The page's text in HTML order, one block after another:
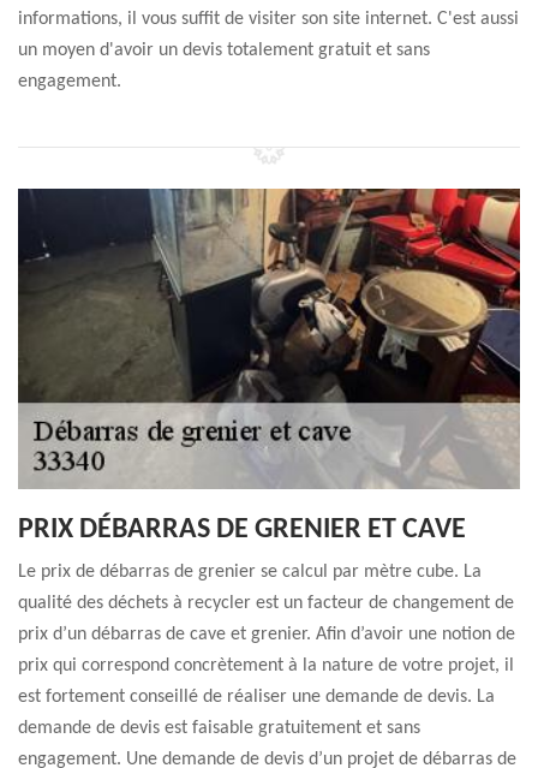
informations, il vous suffit de visiter son site internet. C'est aussi
un moyen d'avoir un devis totalement gratuit et sans
engagement.
PRIX DÉBARRAS DE GRENIER ET CAVE
Le prix de débarras de grenier se calcul par mètre cube. La
qualité des déchets à recycler est un facteur de changement de
prix d’un débarras de cave et grenier. Afin d’avoir une notion de
prix qui correspond concrètement à la nature de votre projet, il
est fortement conseillé de réaliser une demande de devis. La
demande de devis est faisable gratuitement et sans
engagement. Une demande de devis d’un projet de débarras de